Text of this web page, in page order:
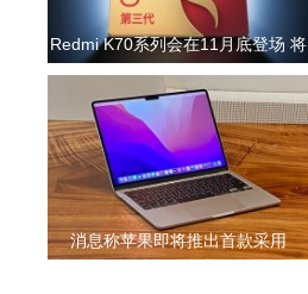
Redmi K70系列会在11月底登场 将
消息称苹果即将推出首款采用